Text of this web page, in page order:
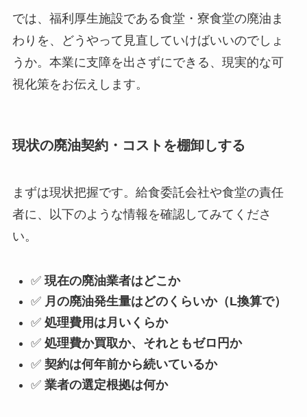
では、福利厚生施設である食堂・寮食堂の廃油ま
わりを、どうやって見直していけばいいのでしょ
うか。本業に支障を出さずにできる、現実的な可
視化策をお伝えします。
現状の廃油契約・コストを棚卸しする
まずは現状把握です。給食委託会社や食堂の責任
者に、以下のような情報を確認してみてくださ
い。
✅ 現在の廃油業者はどこか
✅ 月の廃油発生量はどのくらいか（L換算で）
✅ 処理費用は月いくらか
✅ 処理費か買取か、それともゼロ円か
✅ 契約は何年前から続いているか
✅ 業者の選定根拠は何か